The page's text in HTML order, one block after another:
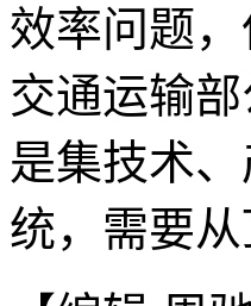
效率问题
交通运输
是集技术
统，需要